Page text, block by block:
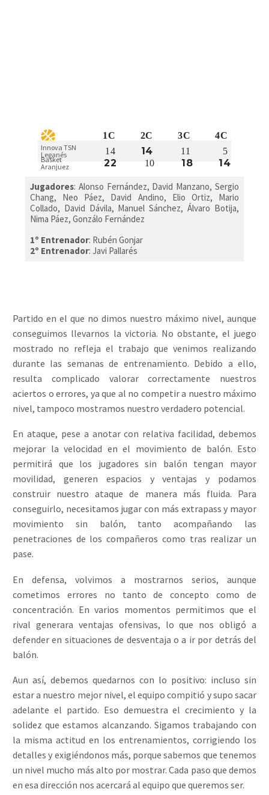
1C 2C 3C 4C
Innova TSN
Leganés
14 14 11 5
Basket
Aranjuez
22 10 18 14
Jugadores: Alonso Fernández, David Manzano, Sergio
Chang, Neo Páez, David Andino, Elio Ortiz, Mario
Collado, David Dávila, Manuel Sánchez, Álvaro Botija,
Nima Páez, Gonzálo Fernández
1º Entrenador: Rubén Gonjar
2º Entrenador: Javi Pallarés
Partido en el que no dimos nuestro máximo nivel, aunque
conseguimos llevarnos la victoria. No obstante, el juego
mostrado no refleja el trabajo que venimos realizando
durante las semanas de entrenamiento. Debido a ello,
resulta complicado valorar correctamente nuestros
aciertos o errores, ya que al no competir a nuestro máximo
nivel, tampoco mostramos nuestro verdadero potencial.
En ataque, pese a anotar con relativa facilidad, debemos
mejorar la velocidad en el movimiento de balón. Esto
permitirá que los jugadores sin balón tengan mayor
movilidad, generen espacios y ventajas y podamos
construir nuestro ataque de manera más fluida. Para
conseguirlo, necesitamos jugar con más extrapass y mayor
movimiento sin balón, tanto acompañando las
penetraciones de los compañeros como tras realizar un
pase.
En defensa, volvimos a mostrarnos serios, aunque
cometimos errores no tanto de concepto como de
concentración. En varios momentos permitimos que el
rival generara ventajas ofensivas, lo que nos obligó a
defender en situaciones de desventaja o a ir por detrás del
balón.
Aun así, debemos quedarnos con lo positivo: incluso sin
estar a nuestro mejor nivel, el equipo compitió y supo sacar
adelante el partido. Eso demuestra el crecimiento y la
solidez que estamos alcanzando. Sigamos trabajando con
la misma actitud en los entrenamientos, corrigiendo los
detalles y exigiéndonos más, porque sabemos que tenemos
un nivel mucho más alto por mostrar. Cada paso que demos
en esa dirección nos acercará al equipo que queremos ser.